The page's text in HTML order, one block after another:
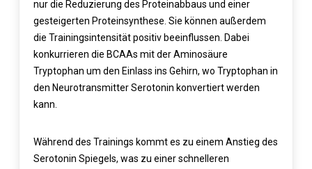
nur die Reduzierung des Proteinabbaus und einer
gesteigerten Proteinsynthese. Sie können außerdem
die Trainingsintensität positiv beeinflussen. Dabei
konkurrieren die BCAAs mit der Aminosäure
Tryptophan um den Einlass ins Gehirn, wo Tryptophan in
den Neurotransmitter Serotonin konvertiert werden
kann.
Während des Trainings kommt es zu einem Anstieg des
Serotonin Spiegels, was zu einer schnelleren